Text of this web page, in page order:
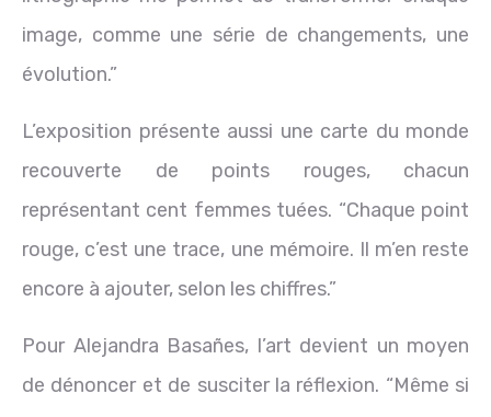
image, comme une série de changements, une
évolution.”
L’exposition présente aussi une carte du monde
recouverte de points rouges, chacun
représentant cent femmes tuées. “Chaque point
rouge, c’est une trace, une mémoire. Il m’en reste
encore à ajouter, selon les chiffres.”
Pour Alejandra Basañes, l’art devient un moyen
de dénoncer et de susciter la réflexion. “Même si